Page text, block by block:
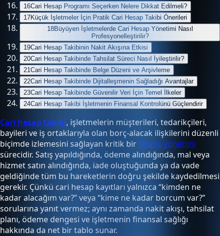
16Cari Hesap Programı Seçerken Nelere Dikkat Edilmeli?
17Küçük İşletmeler İçin Pratik Cari Hesap Takibi Önerileri
18Büyüyen İşletmelerde Cari Hesap Yönetimi Nasıl
Profesyonelleştirilir?
19Cari Hesap Takibinin Nakit Akışına Etkisi
20Cari Hesap Takibinde Tahsilat Süreci Nasıl İyileştirilir?
21 Cari Hesap Takibinde Belge Düzeni ve Arşivleme
22Cari Hesap Takibinde Dijitalleşmenin Sağladığı Avantajlar
23Cari Hesap Takibinde Güvenilir Veri İçin Temel İlkeler
24Cari Hesap Takibi İşletmenin Finansal Kontrolünü Güçlendirir
Cari hesap takibi, işletmelerin müşterileri, tedarikçileri,
bayileri ve iş ortaklarıyla olan borç-alacak ilişkilerini düzenli
biçimde izlemesini sağlayan kritik birfinans yönetimi
sürecidir. Satış yapıldığında, ödeme alındığında, mal veya
hizmet satın alındığında, iade oluştuğunda ya da vade
geldiğinde tüm bu hareketlerin doğru şekilde kaydedilmesi
gerekir. Çünkü cari hesap kayıtları yalnızca “kimden ne
kadar alacağım var?” veya “kime ne kadar borcum var?”
sorularına yanıt vermez; aynı zamanda nakit akışı, tahsilat
planı, ödeme dengesi ve işletmenin finansal sağlığı
hakkında da net bir tablo sunar.